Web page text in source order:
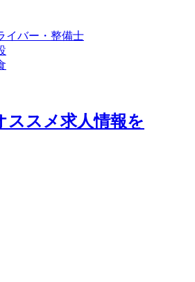
イバー・整備士
ススメ求人情報を